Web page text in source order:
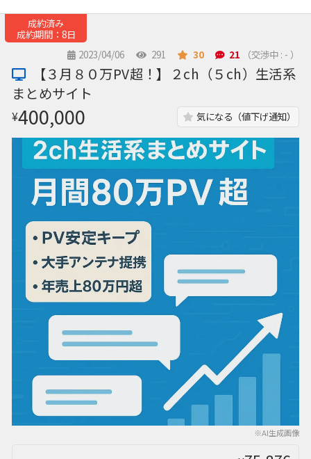
成約済み
成約期間：8日
2023/04/06
291 30 21 （交渉中 : - ）
※AI生成画像
【３月８０万PV超！】２ch（５ch）生活系
まとめサイト
¥400,000 気になる（値下げ通知）